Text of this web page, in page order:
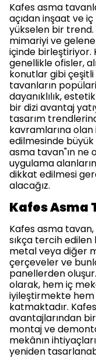
Kafes asma
açıdan inşaat ve iç
yükselen bir
mimariyi ve
içinde birleştiriyor.
genellikle ofisler,
konutlar gibi
tavanların
dayanıklılık,
bir dizi avantaj
tasarım
kavramlarına
edilmesinde
asma tavan"ın ne
uygulama
dikkat edilmesi
alacağız.
Kafes Asma
Kafes asma
sıkça tercih
metal veya diğer
çerçeveler ve
panellerden
olarak, hem iç
iyileştirmekte
katmaktadır.
avantajlarından
montaj ve
mekânın
yeniden